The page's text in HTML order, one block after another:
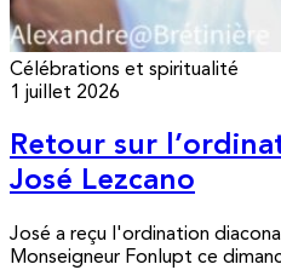
Célébrations et spiritualité
1 juillet 2026
Retour sur
José Lezcano
José a reçu l'ordination
Monseigneur Fonlupt ce